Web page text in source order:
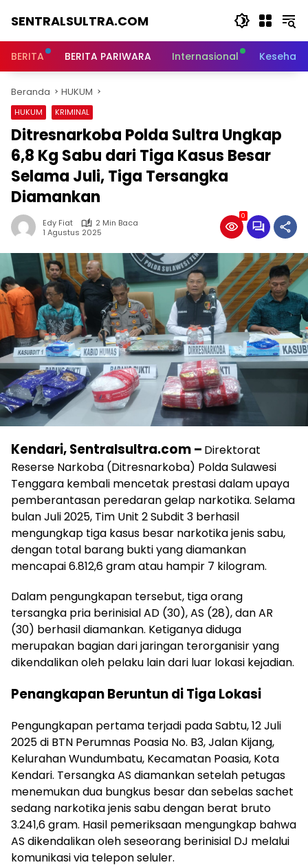
SENTRALSULTRA.COM
BERITA BERITA PARIWARA Internasional
Beranda HUKUM
HUKUM KRIMINAL
Ditresnarkoba Polda Sultra Ungkap
6,8 Kg Sabu dari Tiga Kasus Besar
Selama Juli, Tiga Tersangka
Diamankan
Edy Fiat
2 Min Baca
1 Agustus 2025
0
Kendari, Sentralsultra.com – Direktorat
Reserse Narkoba (Ditresnarkoba) Polda Sulawesi
Tenggara kembali mencetak prestasi dalam upaya
pemberantasan peredaran gelap narkotika. Selama
bulan Juli 2025, Tim Unit 2 Subdit 3 berhasil
mengungkap tiga kasus besar narkotika jenis sabu,
dengan total barang bukti yang diamankan
mencapai 6.812,6 gram atau hampir 7 kilogram.
Dalam pengungkapan tersebut, tiga orang
tersangka pria berinisial AD (30), AS (28), dan AR
(30) berhasil diamankan. Ketiganya diduga
merupakan bagian dari jaringan terorganisir yang
dikendalikan oleh pelaku lain dari luar lokasi kejadian.
Penangkapan Beruntun di Tiga Lokasi
Pengungkapan pertama terjadi pada Sabtu, 12 Juli
2025 di BTN Perumnas Poasia No. B3, Jalan Kijang,
Kelurahan Wundumbatu, Kecamatan Poasia, Kota
Kendari. Tersangka AS diamankan setelah petugas
menemukan dua bungkus besar dan sebelas sachet
sedang narkotika jenis sabu dengan berat bruto
3.241,6 gram. Hasil pemeriksaan mengungkap bahwa
AS dikendalikan oleh seseorang berinisial DJ melalui
komunikasi via telepon seluler.